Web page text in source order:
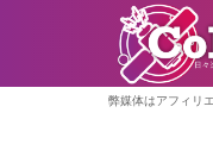
弊媒体はアフィリ